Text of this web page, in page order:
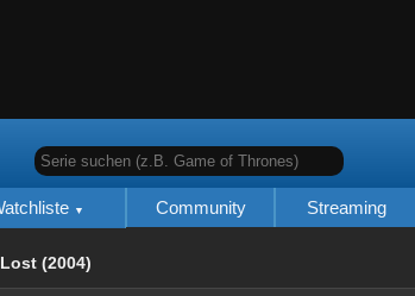
Serie suchen (z.B. Game of Thrones)
Community Streaming
Lost (2004)